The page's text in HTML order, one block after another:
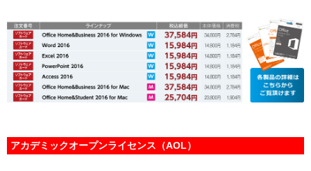
アカデミックオープンライセンス（AOL）